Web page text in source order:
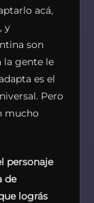
acá,
y
son
la gente le
es el
Pero
mucho
personaje
de
lográs